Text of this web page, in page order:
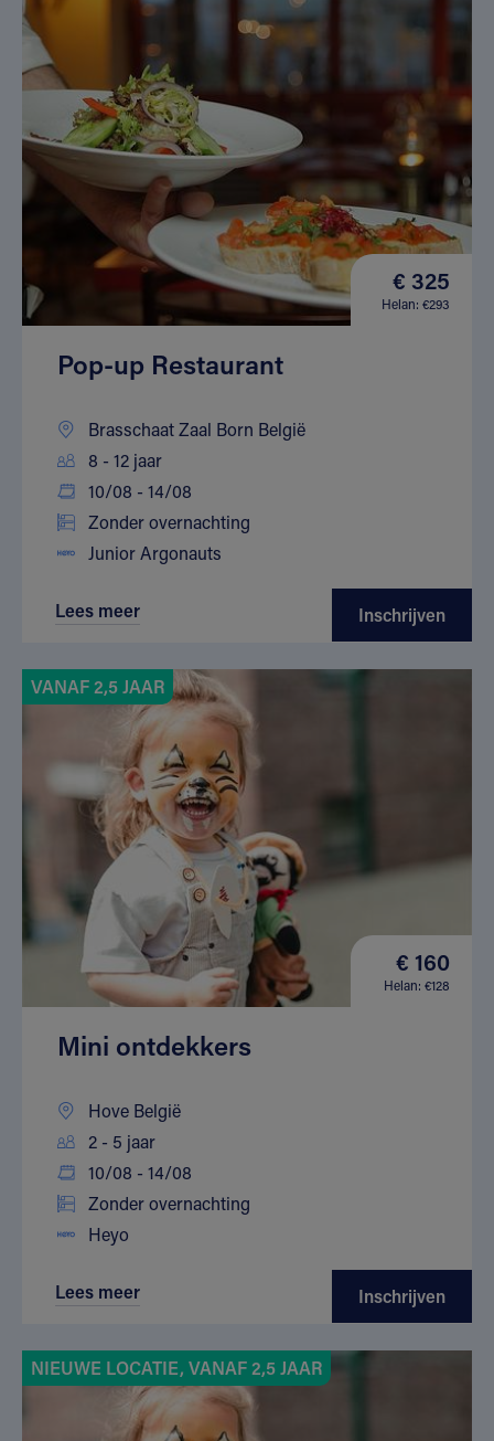
€ 325
Helan: €293
Pop-up Restaurant
Brasschaat Zaal Born België
8 - 12 jaar
10/08 - 14/08
Zonder overnachting
Junior Argonauts
Lees meer Inschrijven
VANAF 2,5 JAAR
€ 160
Helan: €128
Mini ontdekkers
Hove België
2 - 5 jaar
10/08 - 14/08
Zonder overnachting
Heyo
Lees meer Inschrijven
NIEUWE LOCATIE, VANAF 2,5 JAAR